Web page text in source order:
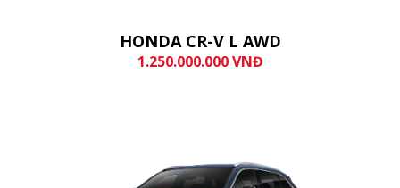
HONDA CR-V L AWD
1.250.000.000 VNĐ